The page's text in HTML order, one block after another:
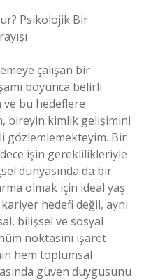
Psikolojik Bir
çalışan bir
boyunca belirli
ve bu hedeflere
bireyin kimlik gelişimini
gözlemlemekteyim. Bir
işin gereklilikleriyle
dünyasında da bir
olmak için ideal yaş
hedefi değil, aynı
bilişsel ve sosyal
noktasını işaret
hem toplumsal
güven duygusunu